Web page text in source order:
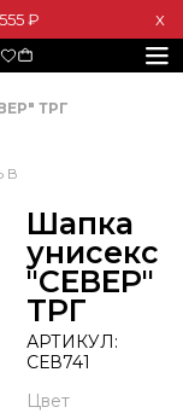
₽ Х
ТРГ
Шапка
унисекс
"СЕВЕР"
ТРГ
АРТИКУЛ:
СЕВ741
Цвет